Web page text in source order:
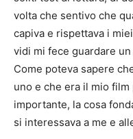
volta che sentivo che
capiva e rispettava i
vidi mi fece guardare
Come poteva sapere
uno e che era il mio
importante, la cosa
si interessava a me e